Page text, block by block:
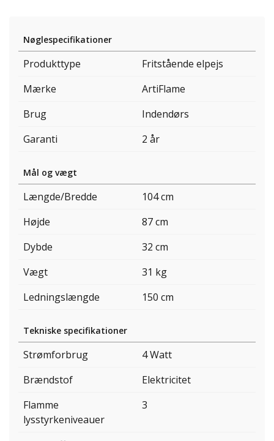
Nøglespecifikationer
Produkttype
Fritstående elpejs
Mærke
ArtiFlame
Brug
Indendørs
Garanti
2 år
Mål og vægt
Længde/Bredde
104 cm
Højde
87 cm
Dybde
32 cm
Vægt
31 kg
Ledningslængde
150 cm
Tekniske specifikationer
Strømforbrug
4 Watt
Brændstof
Elektricitet
Flamme
lysstyrkeniveauer
3